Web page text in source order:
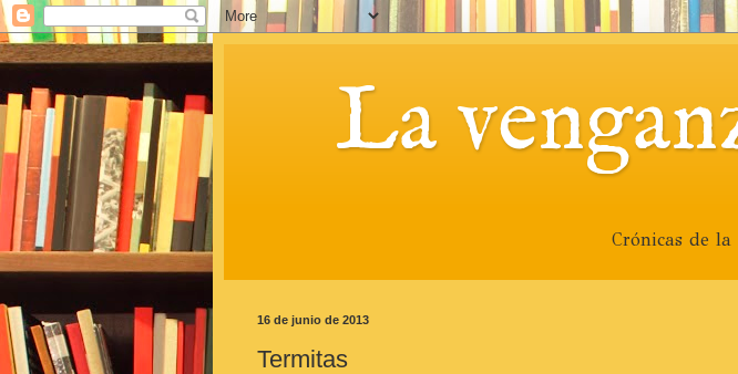
La
Crónicas de
16 de junio de 2013
Termitas